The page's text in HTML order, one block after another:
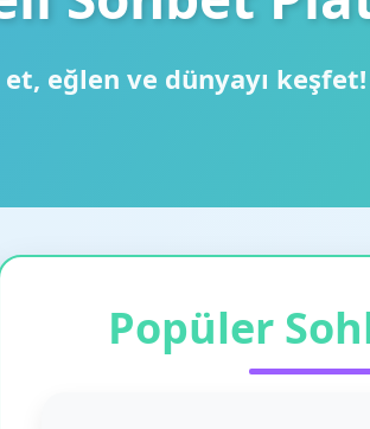
eğlen ve dünyayı keşfet!
Popüler